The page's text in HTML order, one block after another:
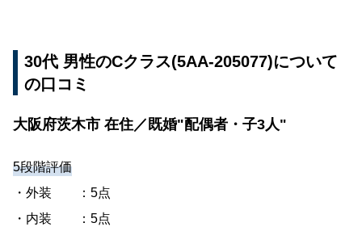
30代 男性のCクラス(5AA-205077)について
の口コミ
大阪府茨木市 在住／既婚"配偶者・子3人"
5段階評価
・外装 ：5点
・内装 ：5点